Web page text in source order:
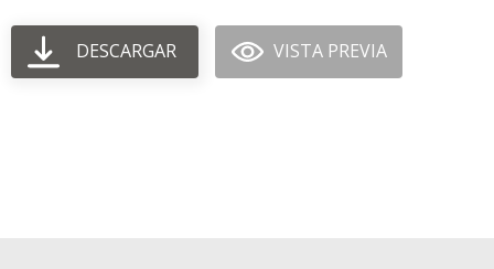
DESCARGAR VISTA PREVIA